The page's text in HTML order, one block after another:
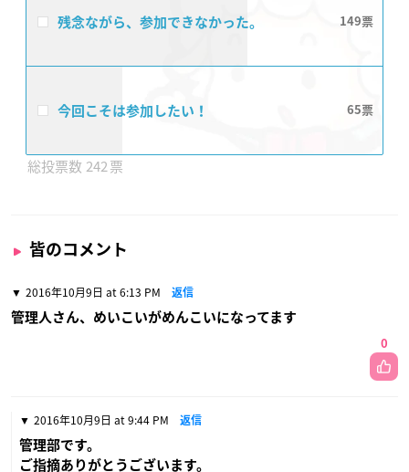
残念ながら、参加できなかった。 149
今回こそは参加したい！ 65
242
皆のコメント
2016年10月9日 at 6:13 PM 返信
管理人さん、めいこいがめんこいになってます
0
2016年10月9日 at 9:44 PM 返信
管理部です。
ご指摘ありがとうございます。